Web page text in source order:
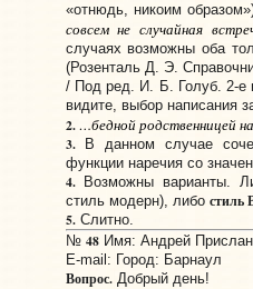
«отнюдь, никоим
совсем не случайная
случаях возможны оба
(Розенталь Д. Э.
/ Под ред. И. Б. Голуб. 2-е
видите, выбор написания
2.…бедной родственницей
3.В данном случае
функции наречия со
4.Возможны варианты.
стиль модерн), либо стиль
5.Слитно.
№ 48Имя: Андрей
E-mail: Город: Барнаул
Вопрос.Добрый день!